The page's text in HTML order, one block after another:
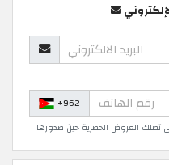
+962
تصلك العروض الحصرية حين صدورها